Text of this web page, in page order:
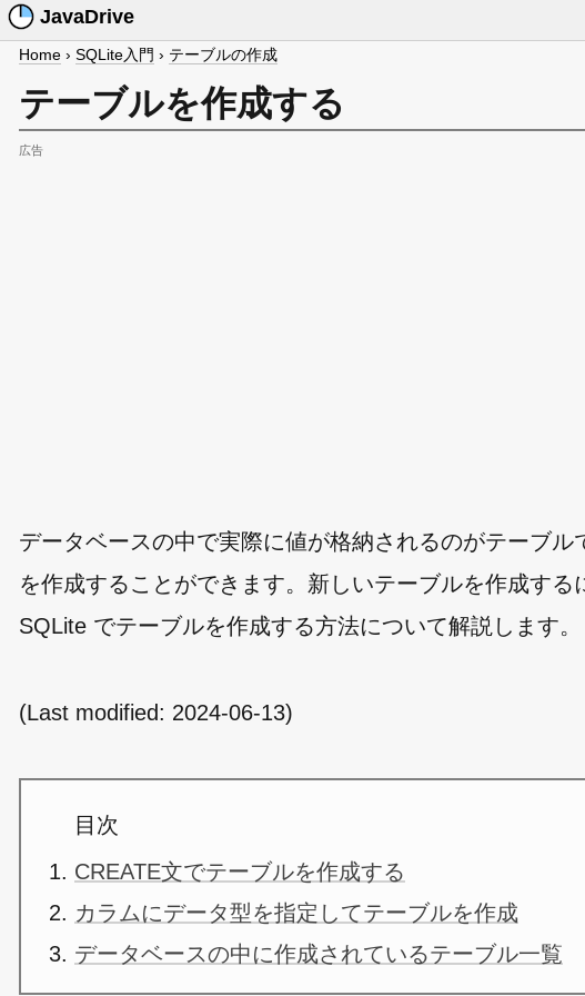
JavaDrive
Home › SQLite入門 › テーブルの作成
テーブルを作成する
広告
データベースの中で実際に値が格納されるのがテーブ
を作成することができます。新しいテーブルを作成す
SQLite でテーブルを作成する方法について解説します。
(Last modified: 2024-06-13)
目次
CREATE文でテーブルを作成する
カラムにデータ型を指定してテーブルを作成
データベースの中に作成されているテーブル一覧